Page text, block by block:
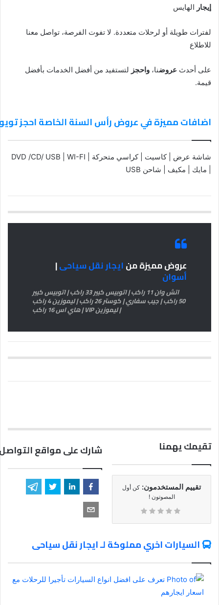
إيجار الهايس
لفترات طويلة أو لرحلات متعددة. لا تفوت الفرصة، تواصل معنا
للاطلاع
على أحدث عروضنا، واحجز لتستفيد من أفضل الخدمات بأفضل
قيمة.
اضافات مميزة في عروض رأس السنة الخاصة احجز
شاشة عرض | كاسيت | كراسي متحركة | DVD /CD/ USB | WI-FI
| مايك | مكيف | شاحن USB
عروض مميزة منايجار نقل سياحى|
أسوان
اتش وان 11 راكب | اتوبيس كبير 33 راكب | اتوبيس كبير
50 راكب | جيب سفاري | كوستر 26 راكب | ليموزين 4 راكب
| ليموزين VIP | هاي اس 16 راكب
تقيمك يهمنا
تقييم المستخدمون: كن أول
المصوتون !
شارك على مواقع
السيارات اخري مملوكة لـ ايجار نقل سياحى